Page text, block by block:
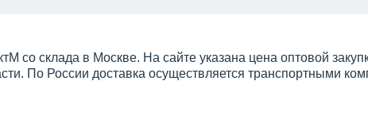
со склада в Москве. На сайте указана цена оптовой
По России доставка осуществляется транспортными